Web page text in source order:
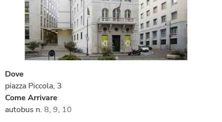
Dove
piazza Piccola, 3
Come Arrivare
autobus n. 8, 9, 10